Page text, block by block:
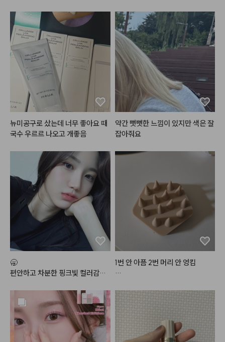
한번 구매해봤어요~~!! 구매하기
전에 아주 새빨간 색인거 알고사긴
했는데, 제가 화장기술이 별로 없어
서 그런지,,어떻게 사용하면 좋을지
잘 모르겠어요~! ㅎㅎㅎ색은 정말
이쁜 맑은 빨간색입니다~! 화장 잘
하시는 분들이, 포인트 색으로 사용
해보면 좋을거같아요~! 아니면 눈
밑에만 포인트로 사용해도 좋을거
같구요~~~! 저는 한번 사용해보
고 그냥 방치중입니다만^*^ 가격
도 저렴하니 이런색상 잘 사용하시
요~~!제품자체는 추천합니다용~
뉴미공구로 샀는데 너무 좋아요 때
국수 우르르 나오고 개좋음
약간 뻣뻣한 느낌이 있지만 색은 잘
잡아줘요
🥱
편안하고 차분한 핑크빛 컬러감으
말 많이 가는 최애 조합
1번 안 아픔 2번 머리 안 엉킴
는데 깨끗하게 씻기는 느낌인지 찝
찝한 거는 있었음